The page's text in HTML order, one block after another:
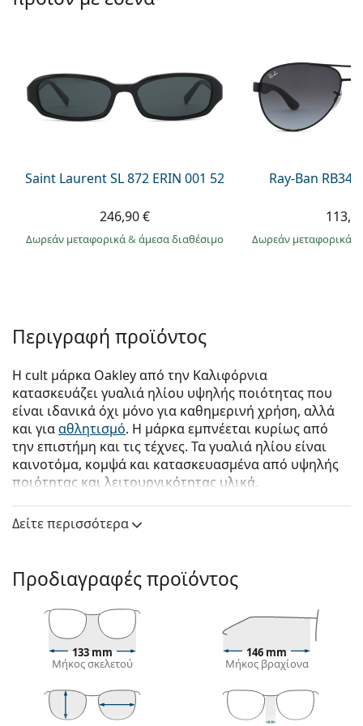
Persol
Όλες οι μάρκες
Saint Laurent SL 872 ERIN 001 52
246,90 €
Δωρεάν μεταφορικά& άμεσα διαθέσιμο
Ray-Ban
Δωρεάν μεταφορικά
Περιγραφή προϊόντος
Η cult μάρκα Oakley από την Καλιφόρνια
κατασκευάζει γυαλιά ηλίου υψηλής ποιότητας που
είναι ιδανικά όχι μόνο για καθημερινή χρήση, αλλά
και γιααθλητισμό. Η μάρκα εμπνέεται κυρίως από
την επιστήμη και τις τέχνες. Τα γυαλιά ηλίου είναι
καινοτόμα, κομψά και κατασκευασμένα από υψηλής
ποιότητας και λειτουργικότητας υλικά.
Oakley Actuator OO 9250 07 57είναι unisex γυαλιά
ηλίου.
με τη λειτουργία του Εικονικού καθρέφτη του
Lentiamo.
Σκελετός γυαλιών ηλίου
Το μοβ χρώμα του σκελετού ταιριάζει απόλυτα με
ένα δροσερό χρώμα δέρματος και μαύρα, γκρίζα,
Οιορθογώνιοι σκελετοί γυαλιών ηλίουείναι
ιδανική επιλογή για όσους έχουν οβάλ ή
Δείτε περισσότερα
Προδιαγραφές προϊόντος
133 mm
Μήκος σκελετού
146 mm
Μήκος βραχίονα